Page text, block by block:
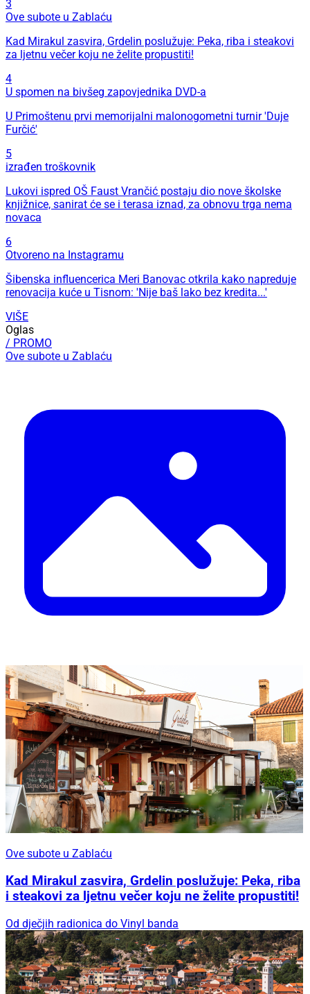
3
Ove subote u Zablaću
Kad Mirakul zasvira, Grdelin poslužuje: Peka, riba i steakovi
za ljetnu večer koju ne želite propustiti!
4
U spomen na bivšeg zapovjednika DVD-a
U Primoštenu prvi memorijalni malonogometni turnir 'Duje
Furčić'
5
izrađen troškovnik
Lukovi ispred OŠ Faust Vrančić postaju dio nove školske
knjižnice, sanirat će se i terasa iznad, za obnovu trga nema
novaca
6
Otvoreno na Instagramu
Šibenska influencerica Meri Banovac otkrila kako napreduje
renovacija kuće u Tisnom: 'Nije baš lako bez kredita...'
VIŠE
Oglas
/ PROMO
Ove subote u Zablaću
Ove subote u Zablaću
Kad Mirakul zasvira, Grdelin poslužuje: Peka, riba
i steakovi za ljetnu večer koju ne želite propustiti!
Od dječjih radionica do Vinyl banda